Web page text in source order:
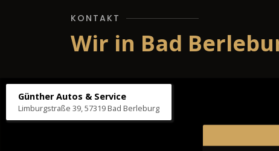
KONTAKT
Wir in Bad
Günther Autos & Service
Limburgstraße 39, 57319 Bad Berleburg